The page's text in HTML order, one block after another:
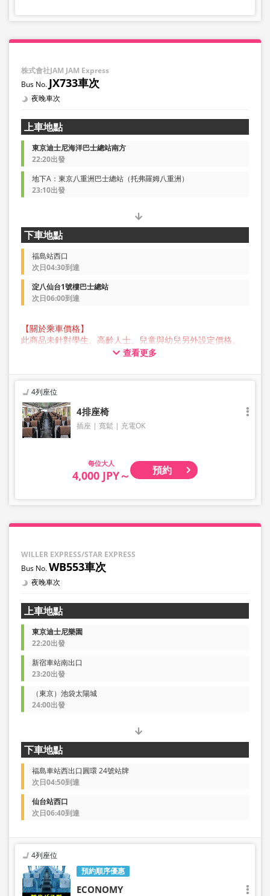
株式會社JAM JAM Express
JX733車次
夜晚車次
上車地點
東京迪士尼海洋巴士總站南方
22:20出發
地下A：東京八重洲巴士總站（托弗羅姆八重洲）
23:10出發
下車地點
福島站西口
次日04:30到達
淀八仙台1號樓巴士總站
次日06:00到達
【關於乘車價格】
此商品未針對學生、高齡人士、兒童與幼兒另外設定價格。
所有顧客預約時均請選擇成人價格。
JAM JAM EXPRESS 營運的巴士行李箱中可存放的行李最大尺
寸，三邊總長不超過 160 公分，重量不超過 10 公斤，每人
限定一件。超過此尺寸的行李不能帶上車或存放在後行李箱
中，因此敬請提前自行委託業者托運。
請注意，如果您攜帶的行李超出規範，您將被拒絕乘車，並
需支付取消費用。
查看更多
4列座位
4排座椅
插座 寬鬆 充電OK
大人
4,000 JPY～ 預約
WILLER EXPRESS/STAR EXPRESS
WB553車次
夜晚車次
上車地點
東京迪士尼樂園
22:20出發
新宿車站南出口
23:20出發
（東京）池袋太陽城
24:00出發
下車地點
福島車站西出口圓環 24號站牌
次日04:50到達
仙台站西口
次日06:40到達
預約順序優惠
4列座位
ECONOMY